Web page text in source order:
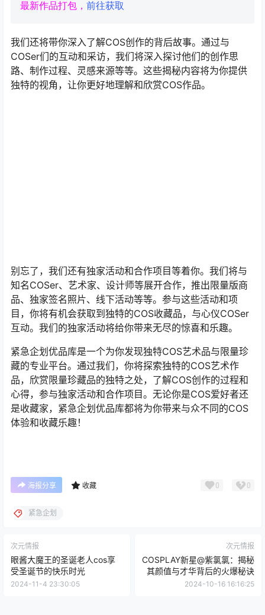
最新作品打包， 前往获取
我们还将带你深入了解COS创作的背后故事。通过与
COSer们的互动和采访，我们将深入探讨他们的创作思
路、制作过程、灵感来源等等。这些揭秘内容将为你提供
独特的视角，让你更好地理解和欣赏COS作品。
别忘了，我们还有独家活动和合作项目等着你。我们将与
知名COSer、艺术家、设计师等展开合作，推出限量版商
品、独家签名照片、线下活动等等。参与这些活动和项
目，你将有机会获取到独特的COS收藏品，与心仪COSer
互动。我们的独家活动将给你带来无尽的惊喜和乐趣。
紧急企划优品库是一个为你发现独特COS艺术品与限量珍
藏的专业平台。通过我们，你将探索独特的COS艺术作
品，欣赏限量珍藏品的独特之处，了解COS创作的过程和
心得，参与独家活动和合作项目。无论你是COS爱好者还
是收藏家，紧急企划优品库都将为你带来与众不同的COS
体验和收藏乐趣！
海报分享 收藏 0 0
紧急企划
次元情报
眼酱大魔王的圣诞老人cos享
受圣诞节的快乐时光
2024-11-4 23:30:05
次元情报
COSPLAY新星@紫氯氯：揭秘
其颜值与才华背后的火爆秘诀
2024-10-16 16:16:25